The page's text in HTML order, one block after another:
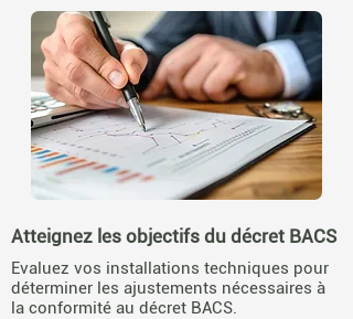
Atteignez les objectifs du décret BACS
Evaluez vos installations techniques pour
déterminer les ajustements nécessaires à
la conformité au décret BACS.